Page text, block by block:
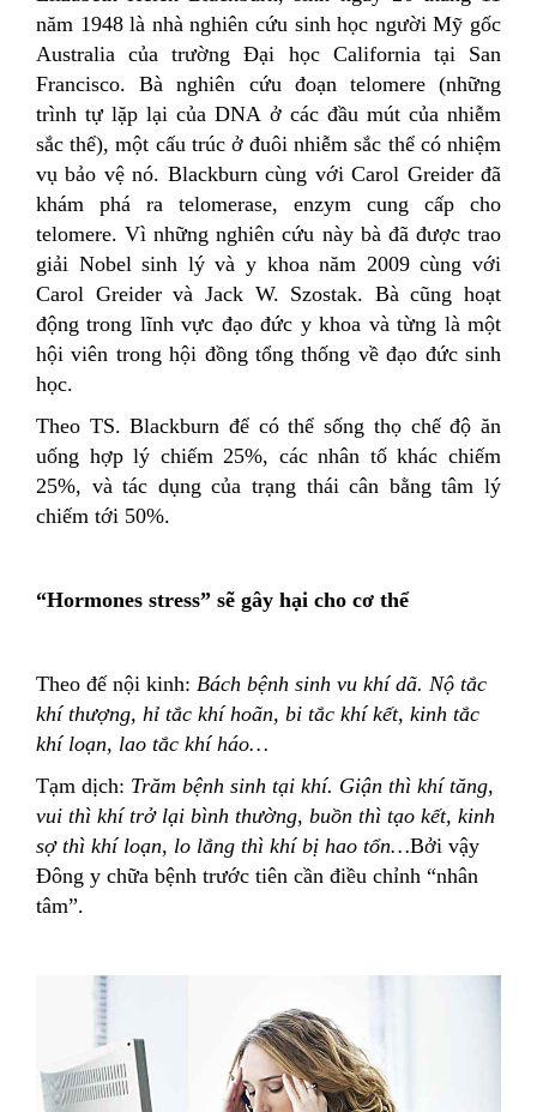
năm 1948 là nhà nghiên cứu sinh học người Mỹ gốc
Australia của trường Đại học California tại San
Francisco. Bà nghiên cứu đoạn telomere (những
trình tự lặp lại của DNA ở các đầu mút của nhiễm
sắc thể), một cấu trúc ở đuôi nhiễm sắc thể có nhiệm
vụ bảo vệ nó. Blackburn cùng với Carol Greider đã
khám phá ra telomerase, enzym cung cấp cho
telomere. Vì những nghiên cứu này bà đã được trao
giải Nobel sinh lý và y khoa năm 2009 cùng với
Carol Greider và Jack W. Szostak. Bà cũng hoạt
động trong lĩnh vực đạo đức y khoa và từng là một
hội viên trong hội đồng tổng thống về đạo đức sinh
học.
Theo TS. Blackburn để có thể sống thọ chế độ ăn
uống hợp lý chiếm 25%, các nhân tố khác chiếm
25%, và tác dụng của trạng thái cân bằng tâm lý
chiếm tới 50%.
“Hormones stress” sẽ gây hại cho cơ thể
Theo đế nội kinh: Bách bệnh sinh vu khí dã. Nộ tắc
khí thượng, hỉ tắc khí hoãn, bi tắc khí kết, kinh tắc
khí loạn, lao tắc khí háo…
Tạm dịch: Trăm bệnh sinh tại khí. Giận thì khí tăng,
vui thì khí trở lại bình thường, buồn thì tạo kết, kinh
sợ thì khí loạn, lo lắng thì khí bị hao tổn…Bởi vậy
Đông y chữa bệnh trước tiên cần điều chỉnh “nhân
tâm”.